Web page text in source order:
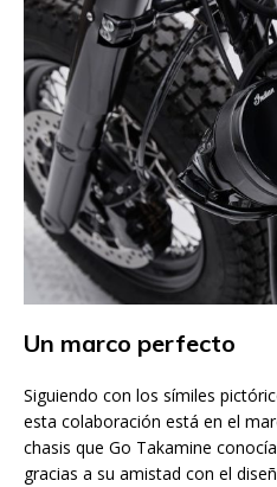
Un marco perfecto
Siguiendo con los símiles
esta colaboración está en el
chasis que Go Takamine
gracias a su amistad con el